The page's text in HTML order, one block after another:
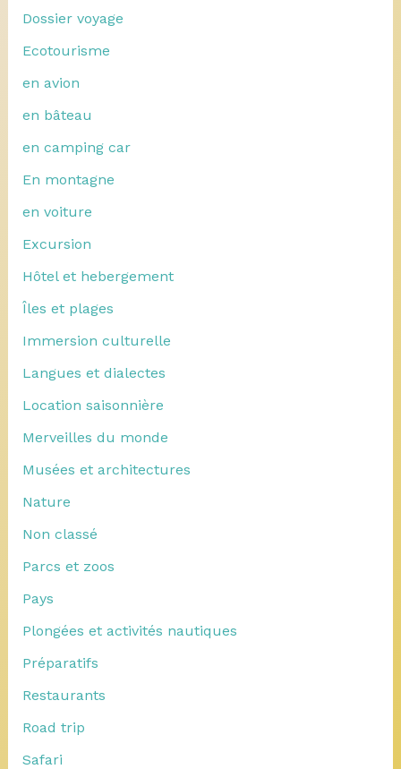
Dossier voyage
Ecotourisme
en avion
en bâteau
en camping car
En montagne
en voiture
Excursion
Hôtel et hebergement
Îles et plages
Immersion culturelle
Langues et dialectes
Location saisonnière
Merveilles du monde
Musées et architectures
Nature
Non classé
Parcs et zoos
Pays
Plongées et activités nautiques
Préparatifs
Restaurants
Road trip
Safari